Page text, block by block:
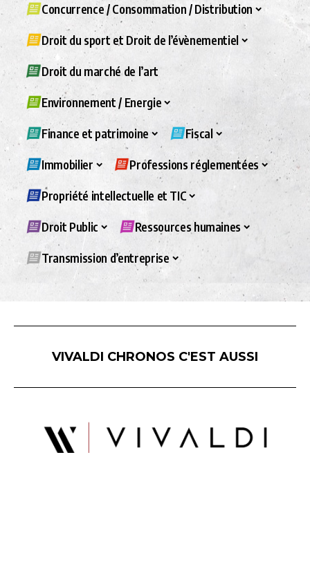
Concurrence / Consommation / Distribution
Droit du sport et Droit de l’évènementiel
Droit du marché de l’art
Environnement / Energie
Finance et patrimoine Fiscal
Immobilier Professions réglementées
Propriété intellectuelle et TIC
Droit Public Ressources humaines
Transmission d’entreprise
VIVALDI CHRONOS C'EST AUSSI